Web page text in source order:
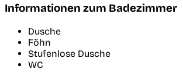
Informationen zum Badezimmer
Dusche
Föhn
Stufenlose Dusche
WC